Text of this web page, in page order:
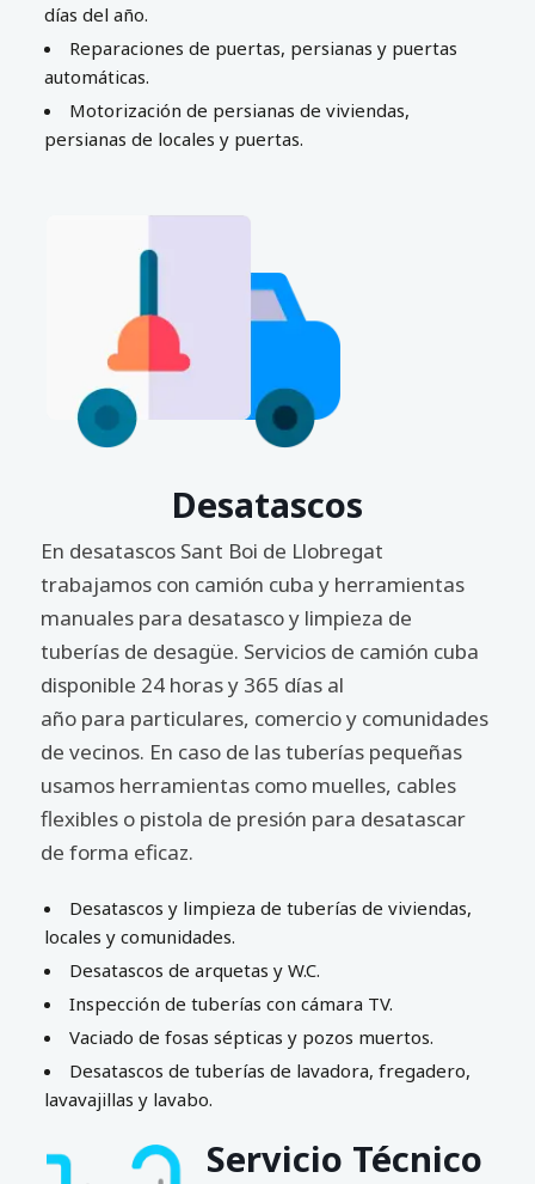
días del año.
Reparaciones de puertas, persianas y puertas
automáticas.
Motorización de persianas de viviendas,
persianas de locales y puertas.
Desatascos
En desatascos Sant Boi de Llobregat
trabajamos con camión cuba y herramientas
manuales para desatasco y limpieza de
tuberías de desagüe. Servicios de camión cuba
disponible 24 horas y 365 días al
año para particulares, comercio y comunidades
de vecinos. En caso de las tuberías pequeñas
usamos herramientas como muelles, cables
flexibles o pistola de presión para desatascar
de forma eficaz.
Desatascos y limpieza de tuberías de viviendas,
locales y comunidades.
Desatascos de arquetas y W.C.
Inspección de tuberías con cámara TV.
Vaciado de fosas sépticas y pozos muertos.
Desatascos de tuberías de lavadora, fregadero,
lavavajillas y lavabo.
Servicio Técnico